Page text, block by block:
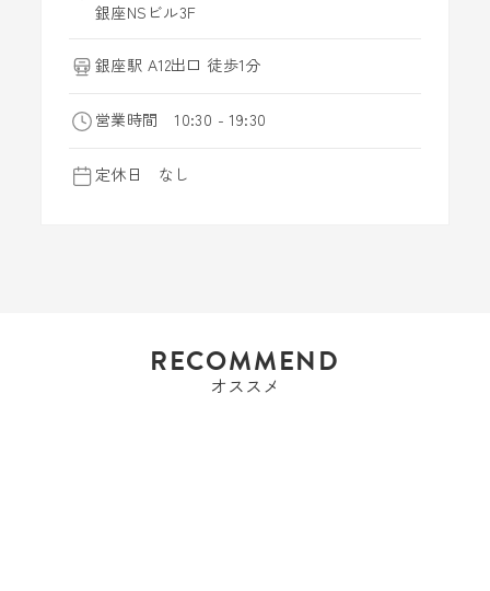
銀座NSビル3F
銀座駅 A12出口 徒歩1分
営業時間 10:30 - 19:30
定休日 なし
RECOMMEND
オススメ